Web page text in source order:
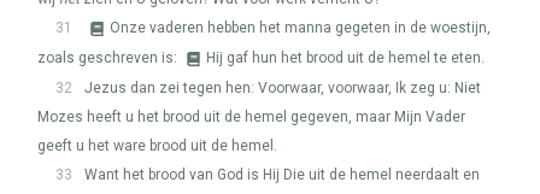
31
Onze vaderen hebben het manna gegeten in de woestijn,
zoals geschreven is:
Hij gaf hun het brood uit de hemel te eten.
32
Jezus dan zei tegen hen: Voorwaar, voorwaar, Ik zeg u: Niet
Mozes heeft u het brood uit de hemel gegeven, maar Mijn Vader
geeft u het ware brood uit de hemel.
33
Want het brood van God is Hij Die uit de hemel neerdaalt en